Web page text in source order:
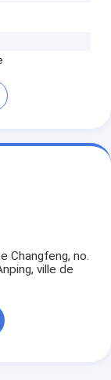
Changfeng, no.
ville de